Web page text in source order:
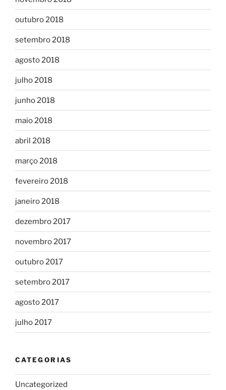
outubro 2018
setembro 2018
agosto 2018
julho 2018
junho 2018
maio 2018
abril 2018
março 2018
fevereiro 2018
janeiro 2018
dezembro 2017
novembro 2017
outubro 2017
setembro 2017
agosto 2017
julho 2017
CATEGORIAS
Uncategorized